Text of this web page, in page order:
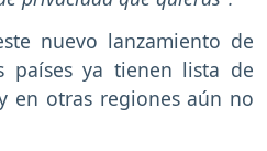
nuevo lanzamiento de
países ya tienen lista de
en otras regiones aún no